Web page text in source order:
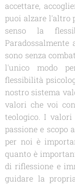
accettare,
puoi alzare l'altro
senso la
Paradossalmente
sono senza
l'unico modo
flessibilità
nostro sistema
valori che voi
teologico. I valori
passione e scopo
per noi è
quanto è
di riflessione e
guidare la